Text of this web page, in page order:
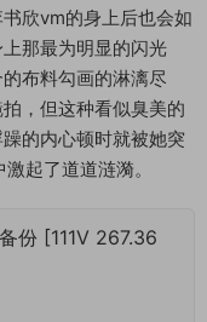
欣vm的身上后也会如
那最为明显的闪光
布料勾画的淋漓尽
，但这种看似臭美的
的内心顿时就被她突
起了道道涟漪。
份 [111V 267.36